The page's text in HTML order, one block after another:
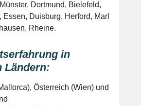
Dortmund, Bielefeld,
Essen, Duisburg, Herford, Marl
Rheine.
in
Ländern:
Österreich (Wien) und